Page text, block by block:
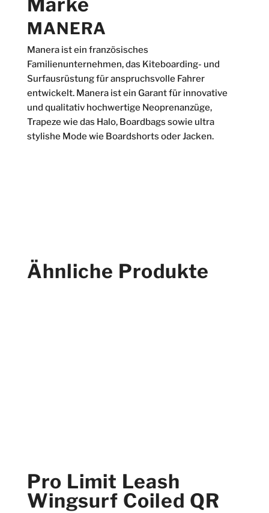
MANERA
Manera ist ein französisches
Familienunternehmen, das Kiteboarding- und
Surfausrüstung für anspruchsvolle Fahrer
entwickelt. Manera ist ein Garant für innovative
und qualitativ hochwertige Neoprenanzüge,
Trapeze wie das Halo, Boardbags sowie ultra
stylishe Mode wie Boardshorts oder Jacken.
Ähnliche Produkte
Pro Limit Leash
Wingsurf Coiled QR